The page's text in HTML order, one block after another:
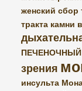
женский сбор
тракта камни
ПЕЧЕНОЧНЫЙ
зрения
инсульта